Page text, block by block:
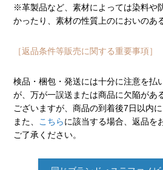
※革製品など、素材によっては染料や
かったり、素材の性質上のにおいのあ
［返品条件等販売に関する重要事項］
検品・梱包・発送には十分に注意を払
が、万が一誤送または商品に欠陥があ
ございますが、商品の到着後7日以内
また、
こちらに該当する場合、返品を
ご了承ください。